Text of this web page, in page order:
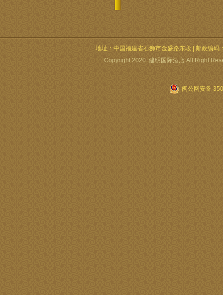
地址：中国福建省石狮市金盛路东段 | 邮政编
Copyright 2020 建明国际酒店 All Right
闽公网安备